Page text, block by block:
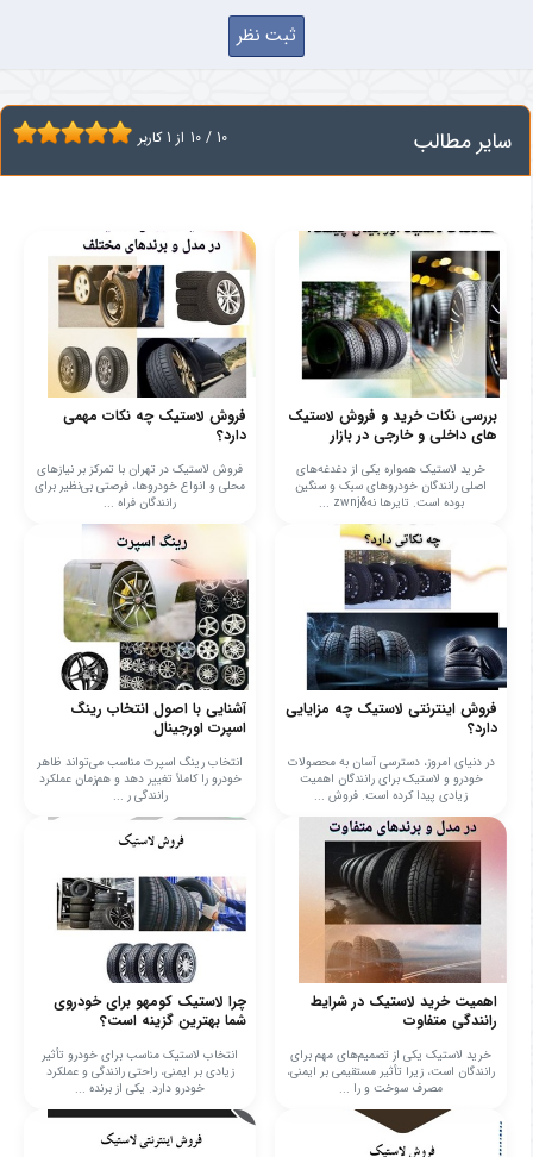
سایر مطالب 10 / 10 از 1 کاربر
بررسی نکات خرید و فروش لاستیک
های داخلی و خارجی در بازار
خرید لاستیک همواره یکی از دغدغه‌های
اصلی رانندگان خودروهای سبک و سنگین
بوده است. تایرها نه&zwnj ...
فروش لاستیک چه نکات مهمی
دارد؟
فروش لاستیک در تهران با تمرکز بر نیازهای
محلی و انواع خودروها، فرصتی بی‌نظیر برای
رانندگان فراه ...
فروش اینترنتی لاستیک چه مزایایی
دارد؟
در دنیای امروز، دسترسی آسان به محصولات
خودرو و لاستیک برای رانندگان اهمیت
زیادی پیدا کرده است. فروش ...
آشنایی با اصول انتخاب رینگ
اسپرت اورجینال
انتخاب رینگ اسپرت مناسب می‌تواند ظاهر
خودرو را کاملاً تغییر دهد و هم‌زمان عملکرد
رانندگی ر ...
اهمیت خرید لاستیک در شرایط
رانندگی متفاوت
خرید لاستیک یکی از تصمیم‌های مهم برای
رانندگان است، زیرا تأثیر مستقیمی بر ایمنی،
مصرف سوخت و را ...
چرا لاستیک کومهو برای خودروی
شما بهترین گزینه است؟
انتخاب لاستیک مناسب برای خودرو تأثیر
زیادی بر ایمنی، راحتی رانندگی و عملکرد
خودرو دارد. یکی از برنده ...